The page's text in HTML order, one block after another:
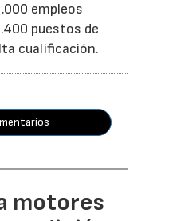
empleos
puestos de
cualificación.
motores